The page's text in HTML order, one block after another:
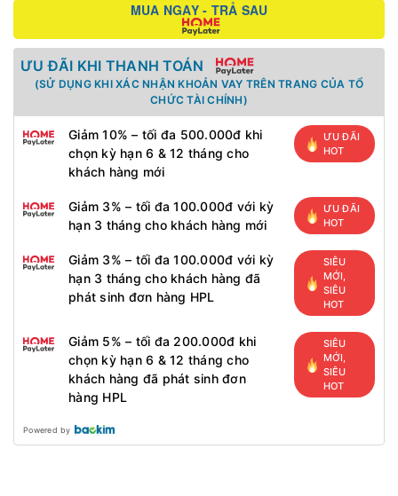
MUA NGAY - TRẢ SAU
ƯU ĐÃI KHI THANH TOÁN
(SỬ DỤNG KHI XÁC NHẬN KHOẢN VAY TRÊN TRANG CỦA TỔ
CHỨC TÀI CHÍNH)
Giảm 10% – tối đa 500.000đ khi
chọn kỳ hạn 6 & 12 tháng cho
khách hàng mới
ƯU ĐÃI
HOT
Giảm 3% – tối đa 100.000đ với kỳ
hạn 3 tháng cho khách hàng mới
ƯU ĐÃI
HOT
Giảm 3% – tối đa 100.000đ với kỳ
hạn 3 tháng cho khách hàng đã
phát sinh đơn hàng HPL
SIÊU
MỚI,
SIÊU
HOT
Giảm 5% – tối đa 200.000đ khi
chọn kỳ hạn 6 & 12 tháng cho
khách hàng đã phát sinh đơn
hàng HPL
SIÊU
MỚI,
SIÊU
HOT
Powered by